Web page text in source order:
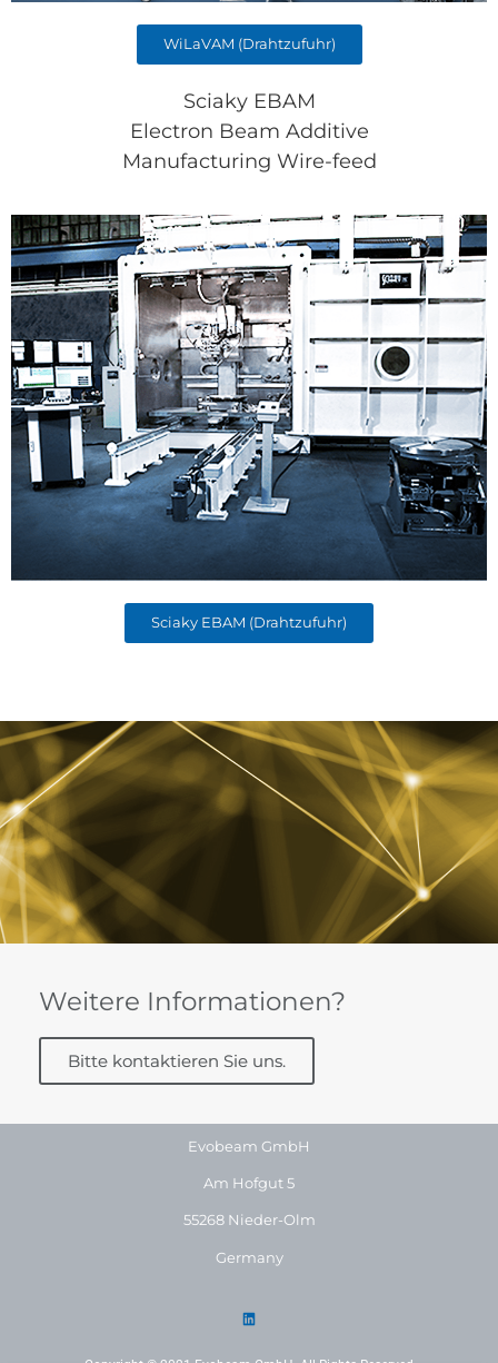
WiLaVAM (Drahtzufuhr)
Sciaky EBAM
Electron Beam Additive
Manufacturing Wire-feed
Sciaky EBAM (Drahtzufuhr)
Weitere Informationen?
Bitte kontaktieren Sie uns.
Evobeam GmbH
Am Hofgut 5
55268 Nieder-Olm
Germany